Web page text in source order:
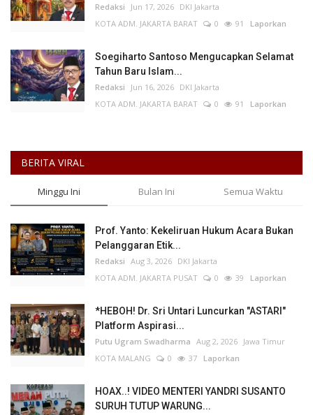
Redaksi Jun 17, 2026 DKI Jakarta
KOTA ADM. JAKARTA BARAT
0 91 Laporkan
Soegiharto Santoso Mengucapkan Selamat
Tahun Baru Islam...
Redaksi Jun 16, 2026 DKI Jakarta
KOTA ADM. JAKARTA BARAT
0 91 Laporkan
BERITA VIRAL
Minggu Ini Bulan Ini Semua Waktu
Prof. Yanto: Kekeliruan Hukum Acara Bukan
Pelanggaran Etik...
Redaksi Aug 3, 2026 DKI Jakarta
KOTA ADM. JAKARTA PUSAT
0 39 Laporkan
*HEBOH! Dr. Sri Untari Luncurkan "ASTARI"
Platform Aspirasi...
Putu Ugram Swadharma Aug 2, 2026 Jawa Timur
KOTA MALANG
0 37 Laporkan
HOAX..! VIDEO MENTERI YANDRI SUSANTO
SURUH TUTUP WARUNG...